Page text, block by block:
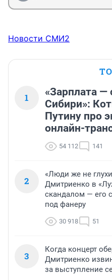
Новости СМИ2
1
«Зарплата
Сибири»:
Путину про
онлайн-
54 112 141
2
«Люди же не
Дмитриенко в
скандалом — его
под фанеру
30 918 51
3
Когда концерт
Дмитриенко
за выступление